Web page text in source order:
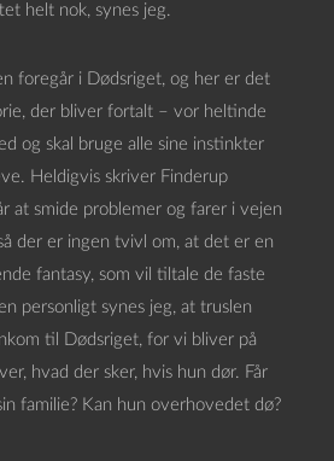
helt nok, synes jeg.
foregår i Dødsriget, og her er det
der bliver fortalt – vor heltinde
og skal bruge alle sine instinkter
Heldigvis skriver Finderup
at smide problemer og farer i vejen
der er ingen tvivl om, at det er en
fantasy, som vil tiltale de faste
personligt synes jeg, at truslen
til Dødsriget, for vi bliver på
hvad der sker, hvis hun dør. Får
familie? Kan hun overhovedet dø?